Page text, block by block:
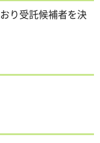
り受託候補者を決